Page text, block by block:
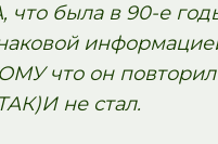
была в 90-е
что он повторил
не стал.